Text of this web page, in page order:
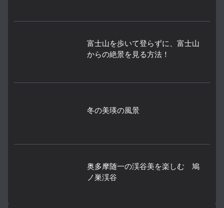
富士山を歩いて登らずに、富士山
からの絶景を見る方法！
冬の美瑛の風景
奥多摩随一の渓谷美を楽しむ 鳩
ノ巣渓谷